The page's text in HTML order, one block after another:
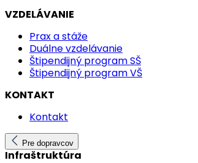
VZDELÁVANIE
Prax a stáže
Duálne vzdelávanie
Štipendijný program SŠ
Štipendijný program VŠ
KONTAKT
Kontakt
Pre dopravcov
Infraštruktúra